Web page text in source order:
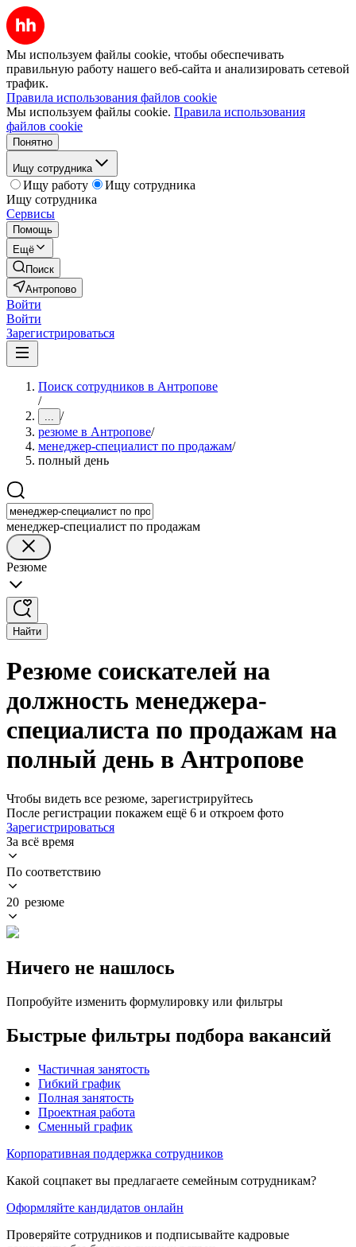
Мы используем файлы cookie, чтобы обеспечивать
правильную работу нашего веб-сайта и анализировать сетевой
трафик.
Правила использования файлов cookie
Мы используем файлы cookie. Правила использования
файлов cookie
Понятно
Ищу сотрудника
Ищу работу
Ищу сотрудника
Ищу сотрудника
Сервисы
Помощь
Ещё
Поиск
Антропово
Войти
Войти
Зарегистрироваться
Поиск сотрудников в Антропове
/
... /
резюме в Антропове/
менеджер-специалист по продажам/
полный день
менеджер-специалист по продажам
Резюме
Найти
Резюме соискателей на
должность менеджера-
специалиста по продажам на
полный день в Антропове
Чтобы видеть все резюме, зарегистрируйтесь
После регистрации покажем ещё 6 и откроем фото
Зарегистрироваться
За всё время
По соответствию
20 резюме
Ничего не нашлось
Попробуйте изменить формулировку или фильтры
Быстрые фильтры подбора вакансий
Частичная занятость
Гибкий график
Полная занятость
Проектная работа
Сменный график
Корпоративная поддержка сотрудников
Какой соцпакет вы предлагаете семейным сотрудникам?
Оформляйте кандидатов онлайн
Проверяйте сотрудников и подписывайте кадровые